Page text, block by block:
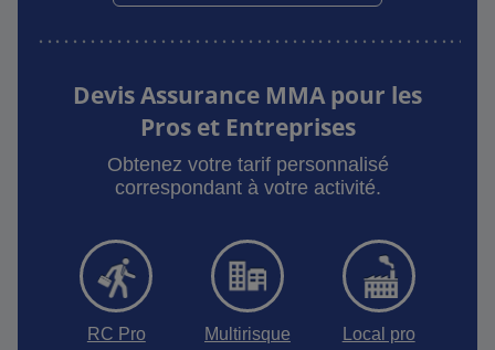
Devis Assurance MMA pour les
Pros et Entreprises
Obtenez votre tarif personnalisé
correspondant à votre activité.
RC Pro Multirisque Local pro